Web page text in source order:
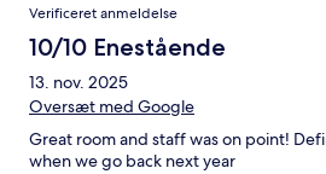
Verificeret anmeldelse
10/10 Enestående
13. nov. 2025
Oversæt med Google
Great room and staff was on point!
when we go back next year